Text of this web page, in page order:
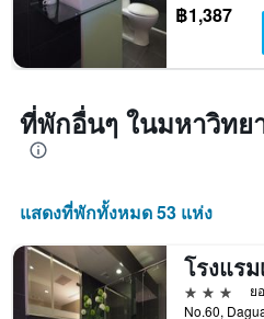
฿1,387
ที่พักอื่นๆ ในมหาวิทย
แสดงที่พักทั้งหมด 53 แห่ง
3 ดาว
ย